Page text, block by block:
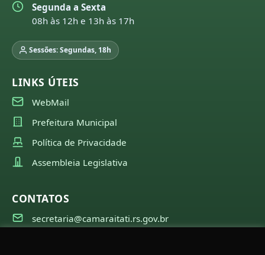
Segunda a Sexta
08h às 12h e 13h às 17h
Sessões: Segundas, 18h
LINKS ÚTEIS
WebMail
Prefeitura Municipal
Política de Privacidade
Assembleia Legislativa
CONTATOS
secretaria@camaraitati.rs.gov.br